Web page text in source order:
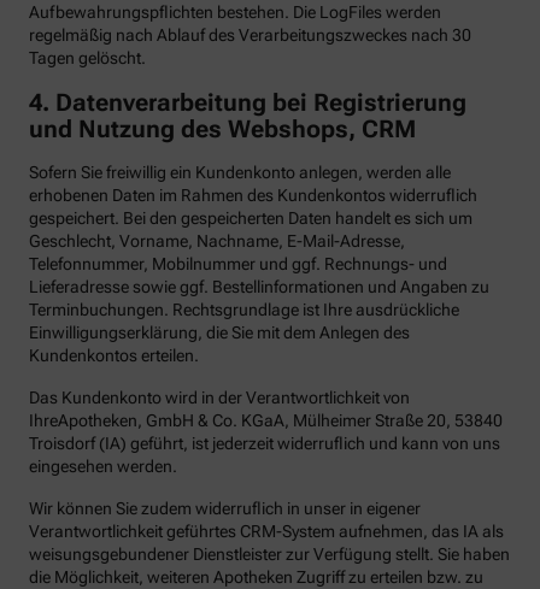
Aufbewahrungspflichten bestehen. Die LogFiles werden
regelmäßig nach Ablauf des Verarbeitungszweckes nach 30
Tagen gelöscht.
4. Datenverarbeitung bei Registrierung
und Nutzung des Webshops, CRM
Sofern Sie freiwillig ein Kundenkonto anlegen, werden alle
erhobenen Daten im Rahmen des Kundenkontos widerruflich
gespeichert. Bei den gespeicherten Daten handelt es sich um
Geschlecht, Vorname, Nachname, E-Mail-Adresse,
Telefonnummer, Mobilnummer und ggf. Rechnungs- und
Lieferadresse sowie ggf. Bestellinformationen und Angaben zu
Terminbuchungen. Rechtsgrundlage ist Ihre ausdrückliche
Einwilligungserklärung, die Sie mit dem Anlegen des
Kundenkontos erteilen.
Das Kundenkonto wird in der Verantwortlichkeit von
IhreApotheken, GmbH & Co. KGaA, Mülheimer Straße 20, 53840
Troisdorf (IA) geführt, ist jederzeit widerruflich und kann von uns
eingesehen werden.
Wir können Sie zudem widerruflich in unser in eigener
Verantwortlichkeit geführtes CRM-System aufnehmen, das IA als
weisungsgebundener Dienstleister zur Verfügung stellt. Sie haben
die Möglichkeit, weiteren Apotheken Zugriff zu erteilen bzw. zu